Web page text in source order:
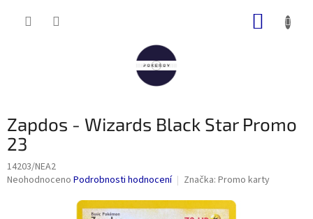
Zapdos - Wizards Black Star Promo
23
14203/NEA2
Průměrné
Neohodnoceno Podrobnosti hodnocení Značka: Promo karty